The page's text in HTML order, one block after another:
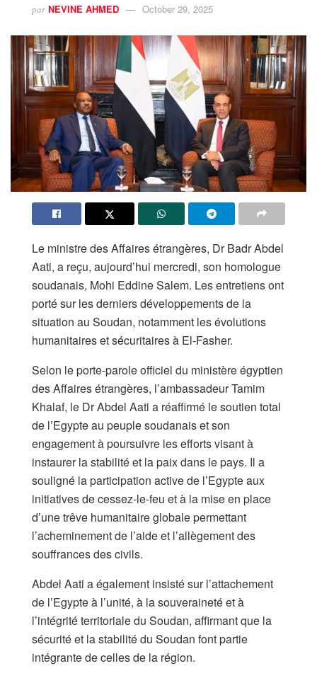
par NEVINE AHMED October 29, 2025
Le ministre des Affaires étrangères, Dr Badr Abdel
Aati, a reçu, aujourd’hui mercredi, son homologue
soudanais, Mohi Eddine Salem. Les entretiens ont
porté sur les derniers développements de la
situation au Soudan, notamment les évolutions
humanitaires et sécuritaires à El-Fasher.
Selon le porte-parole officiel du ministère égyptien
des Affaires étrangères, l’ambassadeur Tamim
Khalaf, le Dr Abdel Aati a réaffirmé le soutien total
de l’Egypte au peuple soudanais et son
engagement à poursuivre les efforts visant à
instaurer la stabilité et la paix dans le pays. Il a
souligné la participation active de l’Egypte aux
initiatives de cessez-le-feu et à la mise en place
d’une trêve humanitaire globale permettant
l’acheminement de l’aide et l’allègement des
souffrances des civils.
Abdel Aati a également insisté sur l’attachement
de l’Egypte à l’unité, à la souveraineté et à
l’intégrité territoriale du Soudan, affirmant que la
sécurité et la stabilité du Soudan font partie
intégrante de celles de la région.